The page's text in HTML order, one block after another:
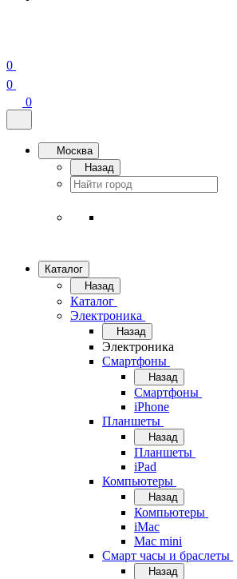
0
0
0
Москва
Назад
Каталог
Назад
Каталог
Электроника
Назад
Электроника
Смартфоны
Назад
Смартфоны
iPhone
Планшеты
Назад
Планшеты
iPad
Компьютеры
Назад
Компьютеры
iMac
Mac mini
Смарт часы и браслеты
Назад